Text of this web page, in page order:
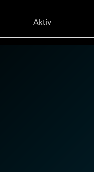
Aktiv